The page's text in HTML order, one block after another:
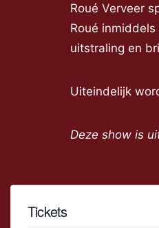
Roué Verveer
Roué
uitstraling en
Uiteindelijk
Deze show is
Tickets